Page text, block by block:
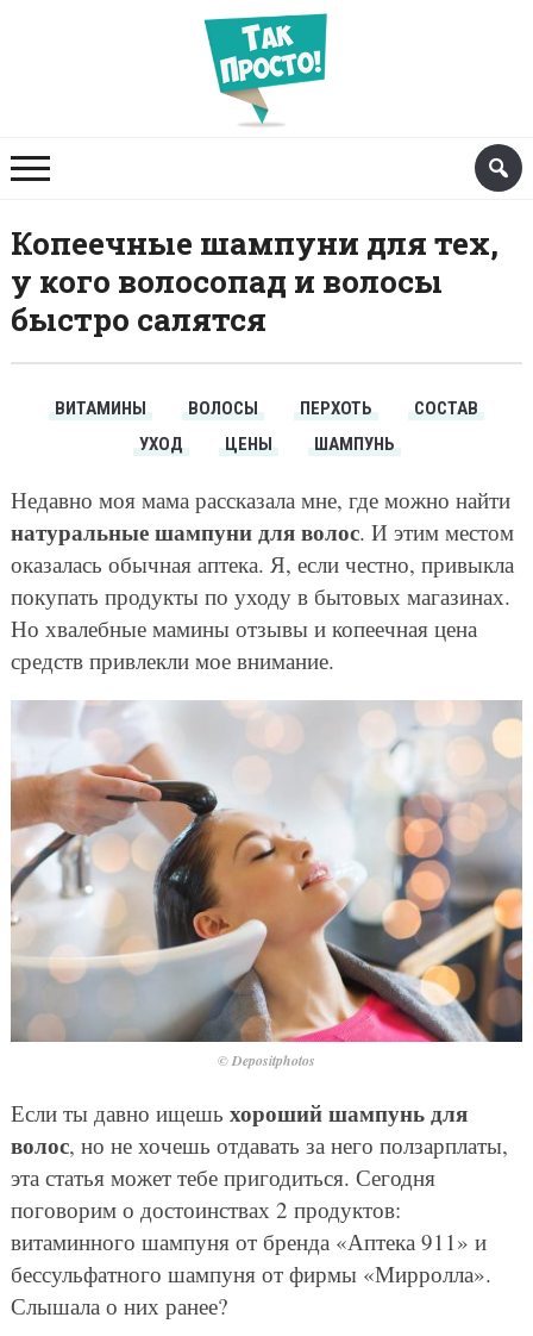
Копеечные шампуни для тех,
у кого волосопад и волосы
быстро салятся
ВИТАМИНЫ ВОЛОСЫ ПЕРХОТЬ
СОСТАВ
УХОД
ЦЕНЫ ШАМПУНЬ
Недавно моя мама рассказала мне, где можно найти
натуральные шампуни для волос. И этим местом
оказалась обычная аптека. Я, если честно, привыкла
покупать продукты по уходу в бытовых магазинах.
Но хвалебные мамины отзывы и копеечная цена
средств привлекли мое внимание.
© Depositphotos
Если ты давно ищешь хороший шампунь для
волос, но не хочешь отдавать за него ползарплаты,
эта статья может тебе пригодиться. Сегодня
поговорим о достоинствах 2 продуктов:
витаминного шампуня от бренда «Аптека 911» и
бессульфатного шампуня от фирмы «Мирролла».
Слышала о них ранее?